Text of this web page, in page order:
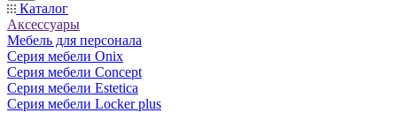
Каталог
Аксессуары
Мебель для персонала
Серия мебели Onix
Серия мебели Concept
Серия мебели Estetica
Серия мебели Locker plus